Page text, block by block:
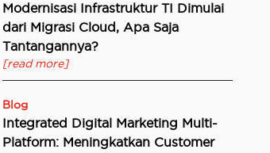
Modernisasi Infrastruktur TI Dimulai
dari Migrasi Cloud, Apa Saja
Tantangannya?
[read more]
Blog
Integrated Digital Marketing Multi-
Platform: Meningkatkan Customer